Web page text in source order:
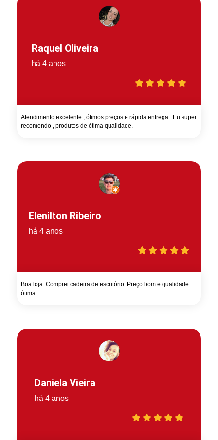
Raquel Oliveira
há 4 anos
Atendimento excelente , ótimos preços e rápida entrega . Eu super
recomendo , produtos de ótima qualidade.
Elenilton Ribeiro
há 4 anos
Boa loja. Comprei cadeira de escritório. Preço bom e qualidade
ótima.
Daniela Vieira
há 4 anos